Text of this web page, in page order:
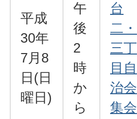
平成
30年
7月8
日(日
曜日)
午
後
2
時
か
ら
台
二・
三丁
目自
治会
集会